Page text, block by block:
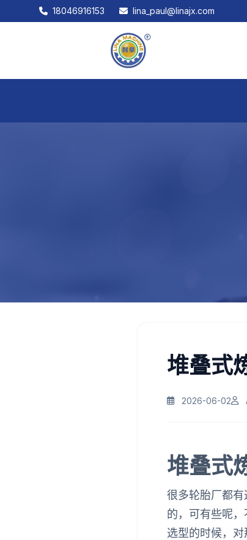
18046916153 lina_paul@linajx.com
堆叠式
2026-06-02
堆叠式
很多轮胎厂都
的，可有些呢
选型的时候，